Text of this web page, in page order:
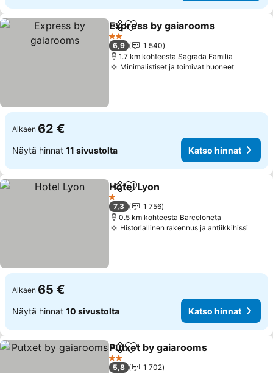
Jaa Lisää suosikkeihin
Express by gaiarooms
2 Tähtiluokitus
6,9
1 540
1.7 km kohteesta Sagrada Familia
Minimalistiset ja toimivat huoneet
Alkaen 62 €
Näytä hinnat 11 sivustolta Katso hinnat
Jaa Lisää suosikkeihin
Hotel Lyon
1 Tähtiluokitus
7,3
1 756
0.5 km kohteesta Barceloneta
Historiallinen rakennus ja antiikkihissi
Alkaen 65 €
Näytä hinnat 10 sivustolta Katso hinnat
Jaa Lisää suosikkeihin
Putxet by gaiarooms
2 Tähtiluokitus
5,8
1 702